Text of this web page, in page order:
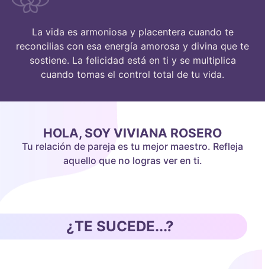
La vida es armoniosa y placentera cuando te
reconcilias con esa energía amorosa y divina que te
sostiene. La felicidad está en ti y se multiplica
cuando tomas el control total de tu vida.
HOLA, SOY VIVIANA ROSERO
Tu relación de pareja es tu mejor maestro. Refleja
aquello que no logras ver en ti.
¿TE SUCEDE...?